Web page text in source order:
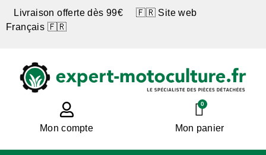
Livraison offerte dès 99€ 🇫🇷 Site web
Français 🇫🇷
Mon compte
0
Mon panier